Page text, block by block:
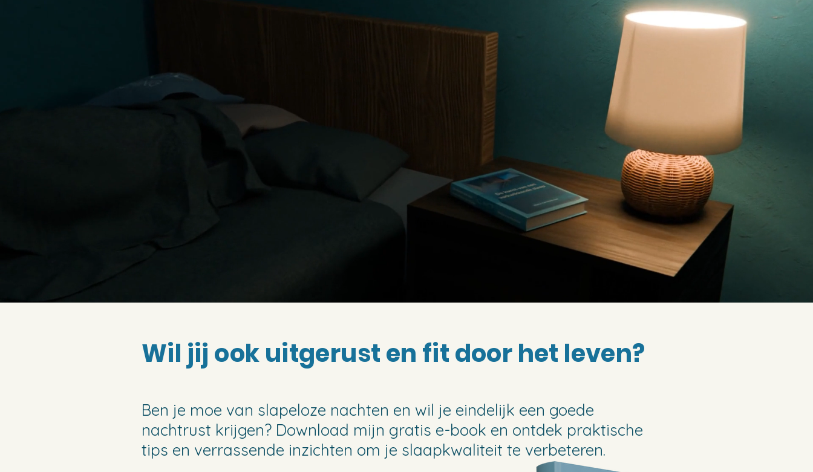
Wil jij ook uitgerust en fit door het leven?
Ben je moe van slapeloze nachten en wil je eindelijk een goede
nachtrust krijgen? Download mijn gratis e-book en ontdek praktische
tips en verrassende inzichten om je slaapkwaliteit te verbeteren.